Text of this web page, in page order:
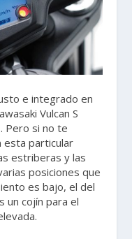
e integrado en
Vulcan S
Pero si no te
esta particular
estriberas y las
posiciones que
es bajo, el del
un cojín para el